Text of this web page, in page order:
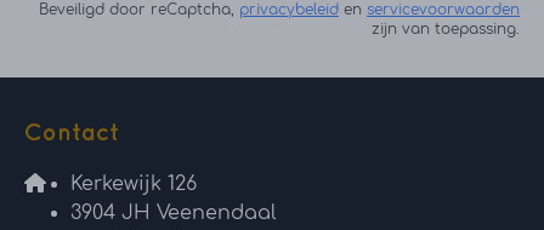
Beveiligd door reCaptcha, privacybeleid en servicevoorwaarden
zijn van toepassing.
Contact
Kerkewijk 126
3904 JH Veenendaal